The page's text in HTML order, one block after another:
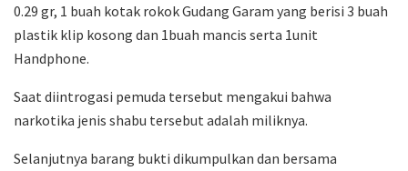
0.29 gr, 1 buah kotak rokok Gudang Garam yang berisi 3 buah
plastik klip kosong dan 1buah mancis serta 1unit
Handphone.
Saat diintrogasi pemuda tersebut mengakui bahwa
narkotika jenis shabu tersebut adalah miliknya.
Selanjutnya barang bukti dikumpulkan dan bersama